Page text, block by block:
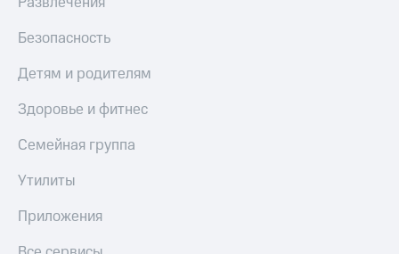
Безопасность
Детям и родителям
Здоровье и фитнес
Семейная группа
Утилиты
Приложения